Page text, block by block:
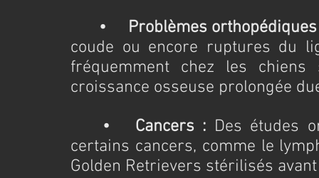
•	Problèmes orthopédiques
coude ou encore ruptures du
fréquemment chez les
croissance osseuse prolongée
•	Cancers : Des études
certains cancers, comme le
Golden Retrievers stérilisés